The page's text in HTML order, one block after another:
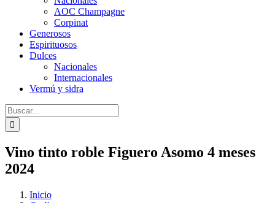
AOC Champagne
Corpinat
Generosos
Espirituosos
Dulces
Nacionales
Internacionales
Vermú y sidra
Buscar:
Vino tinto roble Figuero Asomo 4 meses
2024
Inicio